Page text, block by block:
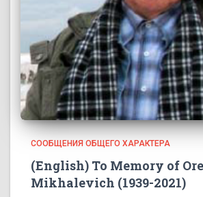
СООБЩЕНИЯ ОБЩЕГО ХАРАКТЕРА
(English) To Memory of
Mikhalevich (1939-2021)